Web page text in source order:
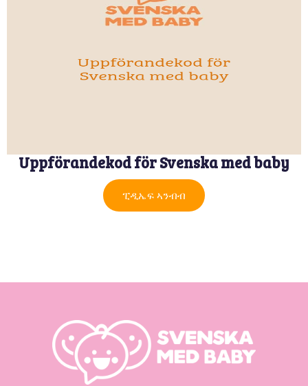
Uppförandekod för Svenska med baby
ፒዲኤፍ ኣንብብ